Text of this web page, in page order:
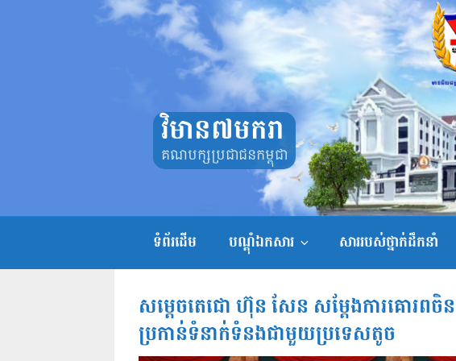
វិមាន៧មករា
គណបក្សប្រជាជនកម្ពុជា
ទំព័រដើម បណ្តុំឯកសារ សាររបស់ថ្នាក់ដឹកនាំ
សម្តេចតេជោ ហ៊ុន សែន សម្តែងការគោរព
ប្រកាន់ទំនាក់ទំនងជាមួយប្រទេសតូច